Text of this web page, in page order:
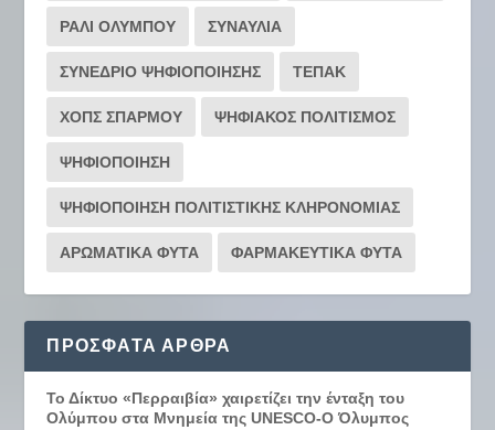
ΡΆΛΙ ΟΛΎΜΠΟΥ ΣΥΝΑΥΛΙΑ
ΣΥΝΕΔΡΙΟ ΨΗΦΙΟΠΟΙΗΣΗΣ ΤΕΠΑΚ
ΧΟΠΣ ΣΠΑΡΜΟΥ ΨΗΦΙΑΚΟΣ ΠΟΛΙΤΙΣΜΟΣ
ΨΗΦΙΟΠΟΙΗΣΗ
ΨΗΦΙΟΠΟΙΗΣΗ ΠΟΛΙΤΙΣΤΙΚΗΣ ΚΛΗΡΟΝΟΜΙΑΣ
ΑΡΩΜΑΤΙΚΑ ΦΥΤΑ ΦΑΡΜΑΚΕΥΤΙΚΑ ΦΥΤΑ
ΠΡΌΣΦΑΤΑ ΆΡΘΡΑ
Το Δίκτυο «Περραιβία» χαιρετίζει την ένταξη του
Ολύμπου στα Μνημεία της UNESCO-Ο Όλυμπος